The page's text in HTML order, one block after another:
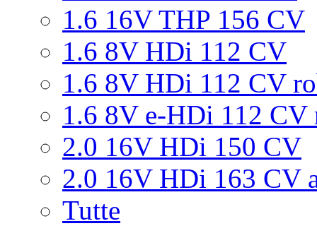
1.6 16V THP 156 CV
1.6 8V HDi 112 CV
1.6 8V HDi 112 CV
1.6 8V e-HDi 112 CV
2.0 16V HDi 150 CV
2.0 16V HDi 163 CV
Tutte